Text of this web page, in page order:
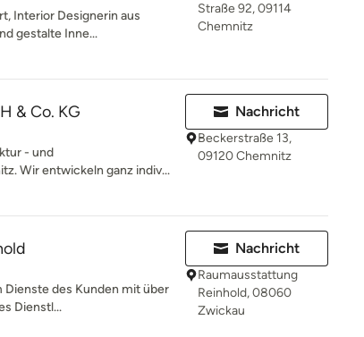
Interior Designerin aus
gestalte Inne...
Straße 92, 09114
Chemnitz
& Co. KG
- und
Wir entwickeln ganz indiv...
Nachricht
Beckerstraße 13,
09120 Chemnitz
des Kunden mit über
Dienstl...
Nachricht
Raumausstattung
Reinhold, 08060
Zwickau